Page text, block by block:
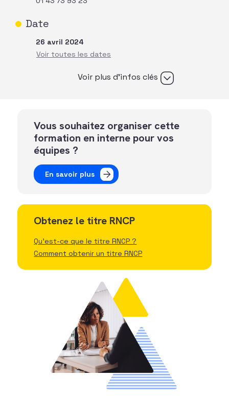
Date
26 avril 2024
Voir plus d’infos clés
Vous souhaitez organiser cette
formation en interne pour vos
équipes ?
En savoir plus
Obtenez le titre RNCP
Qu'est-ce que le titre RNCP ?
Comment obtenir un titre RNCP